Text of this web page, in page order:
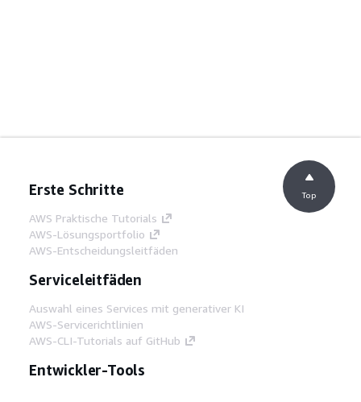
Erste Schritte
AWS Praktische Tutorials
AWS-Lösungsportfolio
AWS-Entscheidungsleitfäden
Serviceleitfäden
Auswahl eines Services mit generativer KI
AWS-Servicerichtlinien
AWS-CLI-Tutorials auf GitHub
Entwickler-Tools
Top